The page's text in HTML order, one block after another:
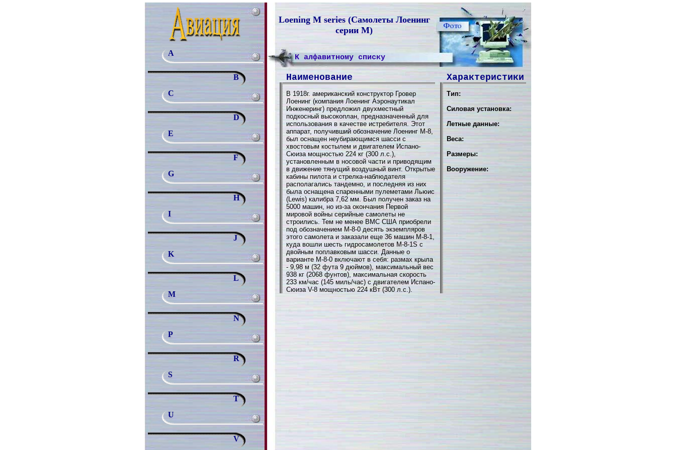
Loening M series (Самолеты Лоенинг
серии М)
A
B
C
D
E
F
G
H
I
J
K
L
M
N
P
R
S
T
U
V
К алфавитному списку
Наименование Характеристики
В 1918г. американский конструктор Гровер
Лоенинг (компания Лоенинг Аэронаутикал
Инженеринг) предложил двухместный
подкосный высокоплан, предназначенный для
использования в качестве истребителя. Этот
аппарат, получивший обозначение Лоенинг M-8,
был оснащен неубирающимся шасси с
хвостовым костылем и двигателем Испано-
Сюиза мощностью 224 кг (300 л.с.),
установленным в носовой части и приводящим
в движение тянущий воздушный винт. Открытые
кабины пилота и стрелка-наблюдателя
располагались тандемно, и последняя из них
была оснащена спаренными пулеметами Льюис
(Lewis) калибра 7,62 мм. Был получен заказ на
5000 машин, но из-за окончания Первой
мировой войны серийные самолеты не
строились. Тем не менее ВМС США приобрели
под обозначением M-8-0 десять экземпляров
этого самолета и заказали еще 36 машин M-8-1,
куда вошли шесть гидросамолетов M-8-1S с
двойным поплавковым шасси. Данные о
варианте M-8-0 включают в себя: размах крыла
- 9,98 м (32 фута 9 дюймов), максимальный вес
938 кг (2068 фунтов), максимальная скорость
233 км/час (145 миль/час) с двигателем Испано-
Сюиза V-8 мощностью 224 кВт (300 л.с.).
Тип:
Силовая установка:
Летные данные:
Веса:
Размеры:
Вооружение: